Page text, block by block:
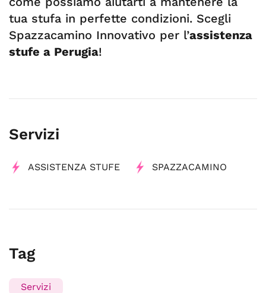
tua stufa in perfette condizioni. Scegli
Spazzacamino Innovativo per l’assistenza
stufe a Perugia!
Servizi
ASSISTENZA STUFE SPAZZACAMINO
Tag
Servizi